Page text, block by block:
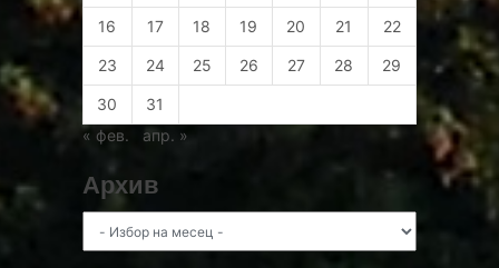
16 17 18 19 20 21 22
23 24 25 26 27 28 29
30
31
« фев.
апр. »
Архив